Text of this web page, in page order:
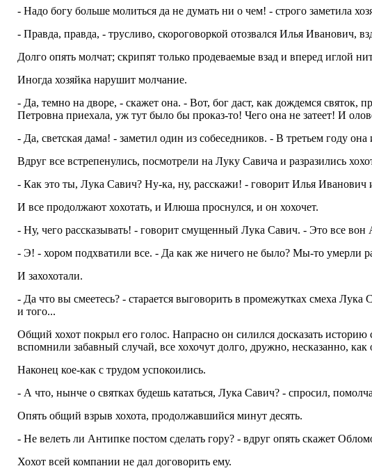
- Надо богу больше молиться да не думать ни о чем! - строго заметила
- Правда, правда, - трусливо, скороговоркой отозвался Илья Иванович,
Долго опять молчат; скрипят только продеваемые взад и вперед иглой
Иногда хозяйка нарушит молчание.
- Да, темно на дворе, - скажет она. - Вот, бог даст, как дождемся святок,
Петровна приехала, уж тут было бы проказ-то! Чего она не затеет! И
- Да, светская дама! - заметил один из собеседников. - В третьем году
Вдруг все встрепенулись, посмотрели на Луку Савича и разразились
- Как это ты, Лука Савич? Ну-ка, ну, расскажи! - говорит Илья Иванович
И все продолжают хохотать, и Илюша проснулся, и он хохочет.
- Ну, чего рассказывать! - говорит смущенный Лука Савич. - Это все
- Э! - хором подхватили все. - Да как же ничего не было? Мы-то умерли
И захохотали.
- Да что вы смеетесь? - старается выговорить в промежутках смеха
и того...
Общий хохот покрыл его голос. Напрасно он силился досказать историю
вспомнили забавный случай, все хохочут долго, дружно, несказанно,
Наконец кое-как с трудом успокоились.
- А что, нынче о святках будешь кататься, Лука Савич? - спросил,
Опять общий взрыв хохота, продолжавшийся минут десять.
- Не велеть ли Антипке постом сделать гору? - вдруг опять скажет
Хохот всей компании не дал договорить ему.